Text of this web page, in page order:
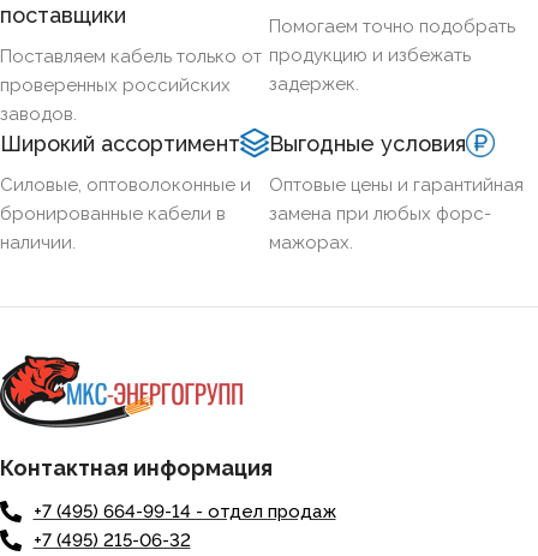
поставщики
Поставляем кабель только от
проверенных российских
заводов.
Помогаем точно подобрать
продукцию и избежать
задержек.
Широкий ассортимент
Силовые, оптоволоконные и
бронированные кабели в
наличии.
Выгодные условия
Оптовые цены и гарантийная
замена при любых форс-
мажорах.
Контактная информация
+7 (495) 664-99-14 - отдел продаж
+7 (495) 215-06-32